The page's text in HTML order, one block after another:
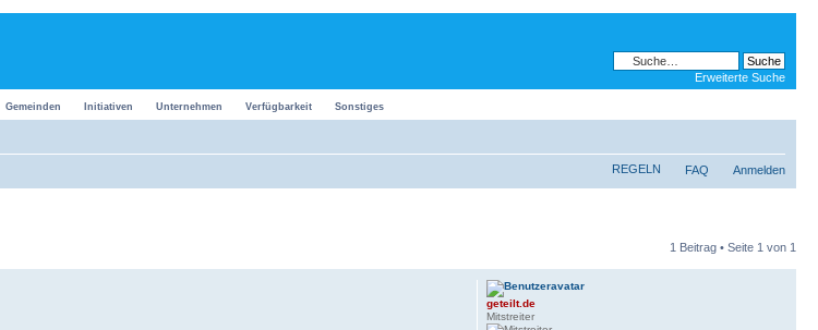
Erweiterte Suche
Gemeinden Initiativen Unternehmen Verfügbarkeit Sonstiges
REGELN FAQ Anmelden
1 Beitrag • Seite 1 von 1
geteilt.de
Mitstreiter